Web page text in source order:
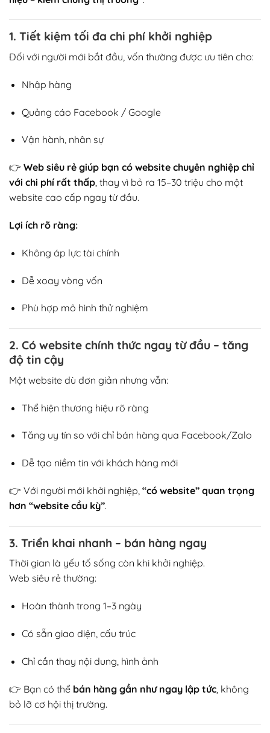
1. Tiết kiệm tối đa chi phí khởi nghiệp
Đối với người mới bắt đầu, vốn thường được ưu tiên cho:
Nhập hàng
Quảng cáo Facebook / Google
Vận hành, nhân sự
👉 Web siêu rẻ giúp bạn có website chuyên nghiệp chỉ
với chi phí rất thấp, thay vì bỏ ra 15–30 triệu cho một
website cao cấp ngay từ đầu.
Lợi ích rõ ràng:
Không áp lực tài chính
Dễ xoay vòng vốn
Phù hợp mô hình thử nghiệm
2. Có website chính thức ngay từ đầu – tăng
độ tin cậy
Một website dù đơn giản nhưng vẫn:
Thể hiện thương hiệu rõ ràng
Tăng uy tín so với chỉ bán hàng qua Facebook/Zalo
Dễ tạo niềm tin với khách hàng mới
👉 Với người mới khởi nghiệp, “có website” quan trọng
hơn “website cầu kỳ”.
3. Triển khai nhanh – bán hàng ngay
Thời gian là yếu tố sống còn khi khởi nghiệp.
Web siêu rẻ thường:
Hoàn thành trong 1–3 ngày
Có sẵn giao diện, cấu trúc
Chỉ cần thay nội dung, hình ảnh
👉 Bạn có thể bán hàng gần như ngay lập tức , không
bỏ lỡ cơ hội thị trường.